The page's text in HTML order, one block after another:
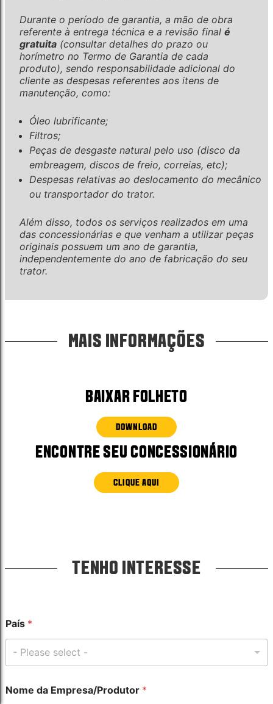
Durante o período de garantia, a mão de obra
referente à entrega técnica e a revisão final é
gratuita (consultar detalhes do prazo ou
horímetro no Termo de Garantia de cada
produto), sendo responsabilidade adicional do
cliente as despesas referentes aos itens de
manutenção, como:
Óleo lubrificante;
Filtros;
Peças de desgaste natural pelo uso (disco da
embreagem, discos de freio, correias, etc);
Despesas relativas ao deslocamento do mecânico
ou transportador do trator.
Além disso, todos os serviços realizados em uma
das concessionárias e que venham a utilizar peças
originais possuem um ano de garantia,
independentemente do ano de fabricação do seu
trator.
MAIS INFORMAÇÕES
BAIXAR FOLHETO
DOWNLOAD
ENCONTRE SEU CONCESSIONÁRIO
CLIQUE AQUI
TENHO INTERESSE
e
l
r
C
País *
- Please select -
Nome da Empresa/Produtor *